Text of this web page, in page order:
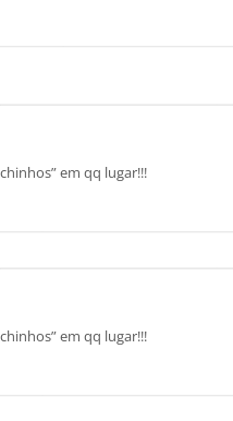
em qq lugar!!!
em qq lugar!!!